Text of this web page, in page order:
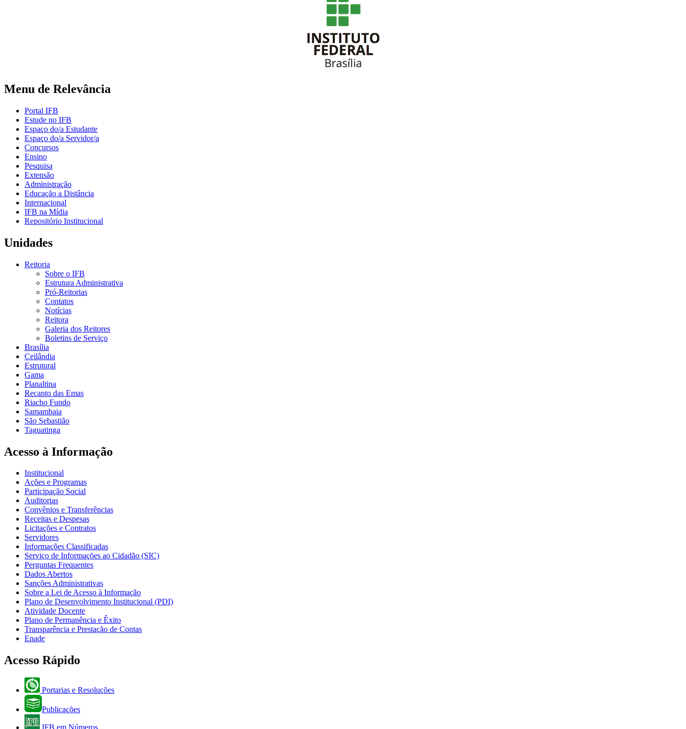
Menu de Relevância
Portal IFB
Estude no IFB
Espaço do/a Estudante
Espaço do/a Servidor/a
Concursos
Ensino
Pesquisa
Extensão
Administração
Educação a Distância
Internacional
IFB na Mídia
Repositório Institucional
Unidades
Reitoria
Sobre o IFB
Estrutura Administrativa
Pró-Reitorias
Contatos
Notícias
Reitora
Galeria dos Reitores
Boletins de Serviço
Brasília
Ceilândia
Estrutural
Gama
Planaltina
Recanto das Emas
Riacho Fundo
Samambaia
São Sebastião
Taguatinga
Acesso à Informação
Institucional
Ações e Programas
Participação Social
Auditorias
Convênios e Transferências
Receitas e Despesas
Licitações e Contratos
Servidores
Informações Classificadas
Serviço de Informações ao Cidadão (SIC)
Perguntas Frequentes
Dados Abertos
Sanções Administrativas
Sobre a Lei de Acesso à Informação
Plano de Desenvolvimento Institucional (PDI)
Atividade Docente
Plano de Permanência e Êxito
Transparência e Prestação de Contas
Enade
Acesso Rápido
Portarias e Resoluções
Publicações